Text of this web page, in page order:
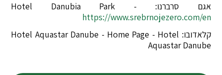
אגם סרברנו: Hotel Danubia Park -
https://www.srebrnojezero.com/en
קלאדובו: Hotel Aquastar Danube - Home Page - Hotel
Aquastar Danube